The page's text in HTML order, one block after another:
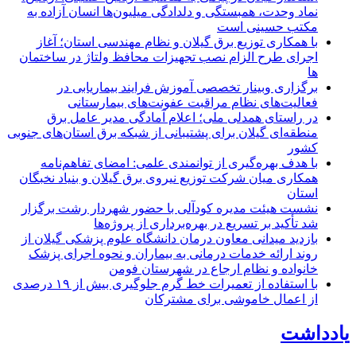
نماد وحدت، همبستگی و دلدادگی میلیون‌ها انسان آزاده به
مکتب حسینی است
با همکاری توزیع برق گیلان و نظام مهندسی استان؛ آغاز
اجرای طرح الزام نصب تجهیزات محافظ ولتاژ در ساختمان
ها
برگزاری وبینار تخصصی آموزش فرایند بیماریابی در
فعالیت‌های نظام مراقبت عفونت‌های بیمارستانی
در راستای همدلی ملی؛ اعلام آمادگی مدیر عامل برق
منطقه‌ای گیلان برای پشتیبانی از شبكه برق استان‌های جنوبی
كشور
با هدف بهره‌گیری از توانمندی علمی: امضای تفاهم‌نامه
همكاری میان شركت توزیع نیروی برق گیلان و بنیاد نخبگان
استان
نشست هیئت مدیره کودآلی با حضور شهردار رشت برگزار
شد تأکید بر تسریع در بهره‌برداری از پروژه‌ها
بازدید میدانی معاون درمان دانشگاه علوم پزشکی گیلان از
روند ارائه خدمات درمانی به بیماران و نحوه اجرای پزشک
خانواده و نظام ارجاع در شهرستان فومن
با استفاده از تعمیرات خط گرم جلوگیری بیش از ۱۹ درصدی
از اعمال خاموشی برای مشتركان
یادداشت